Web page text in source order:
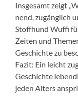
Ins­ge­samt zeigt
nend, zugänglich
Stoffhund Wuf­fi
Zeit­en und
Geschichte zu
Faz­it: Ein leicht
Geschichte
jeden Alters